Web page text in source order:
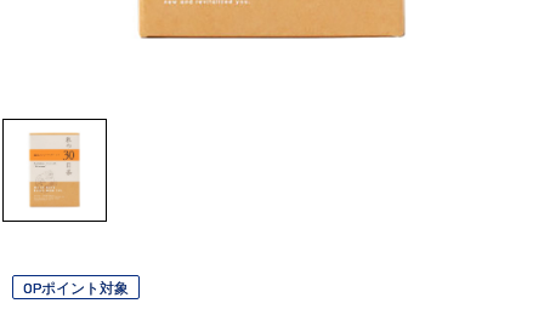
OPポイント対象